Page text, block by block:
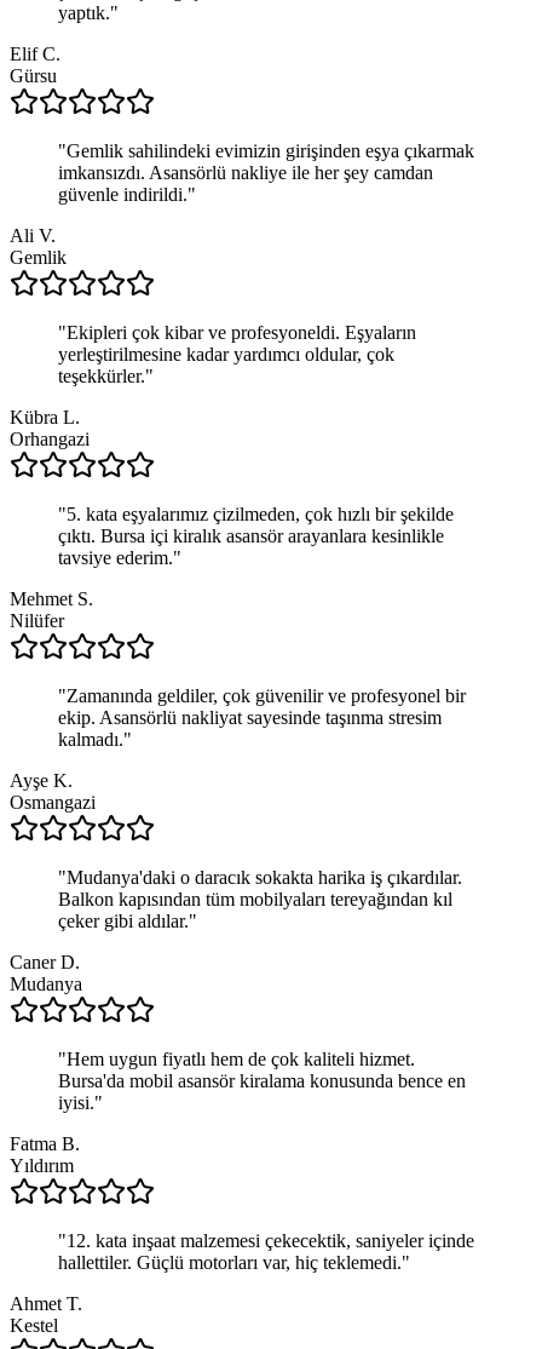
yaptık."
Elif C.
Gürsu
"Gemlik sahilindeki evimizin girişinden eşya çıkarmak
imkansızdı. Asansörlü nakliye ile her şey camdan
güvenle indirildi."
Ali V.
Gemlik
"Ekipleri çok kibar ve profesyoneldi. Eşyaların
yerleştirilmesine kadar yardımcı oldular, çok
teşekkürler."
Kübra L.
Orhangazi
"5. kata eşyalarımız çizilmeden, çok hızlı bir şekilde
çıktı. Bursa içi kiralık asansör arayanlara kesinlikle
tavsiye ederim."
Mehmet S.
Nilüfer
"Zamanında geldiler, çok güvenilir ve profesyonel bir
ekip. Asansörlü nakliyat sayesinde taşınma stresim
kalmadı."
Ayşe K.
Osmangazi
"Mudanya'daki o daracık sokakta harika iş çıkardılar.
Balkon kapısından tüm mobilyaları tereyağından kıl
çeker gibi aldılar."
Caner D.
Mudanya
"Hem uygun fiyatlı hem de çok kaliteli hizmet.
Bursa'da mobil asansör kiralama konusunda bence en
iyisi."
Fatma B.
Yıldırım
"12. kata inşaat malzemesi çekecektik, saniyeler içinde
hallettiler. Güçlü motorları var, hiç teklemedi."
Ahmet T.
Kestel